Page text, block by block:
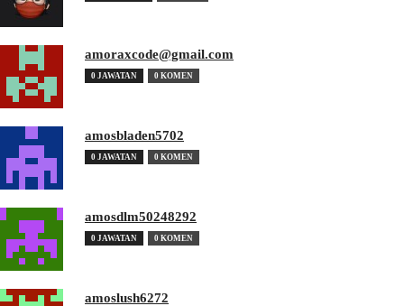
amoraxcode@gmail.com
0 JAWATAN 0 KOMEN
amosbladen5702
0 JAWATAN 0 KOMEN
amosdlm50248292
0 JAWATAN 0 KOMEN
amoslush6272